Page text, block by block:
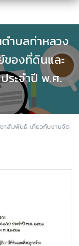
ำบลท่าหลวง
ของที่ดินและ
ระจำปี พ.ศ.
ชาสัมพันธ์, เกี่ยวกับงานจัด